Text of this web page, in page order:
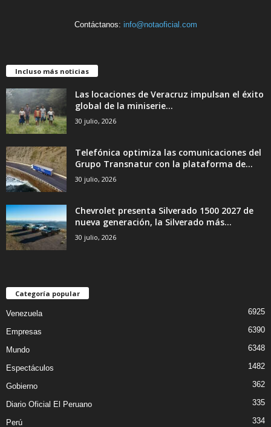
Contáctanos: info@notaoficial.com
Incluso más noticias
Las locaciones de Veracruz impulsan el éxito
global de la miniserie...
30 julio, 2026
Telefónica optimiza las comunicaciones del
Grupo Transnatur con la plataforma de...
30 julio, 2026
Chevrolet presenta Silverado 1500 2027 de
nueva generación, la Silverado más...
30 julio, 2026
Categoría popular
Venezuela 6925
Empresas 6390
Mundo 6348
Espectáculos 1482
Gobierno 362
Diario Oficial El Peruano 335
Perú 334